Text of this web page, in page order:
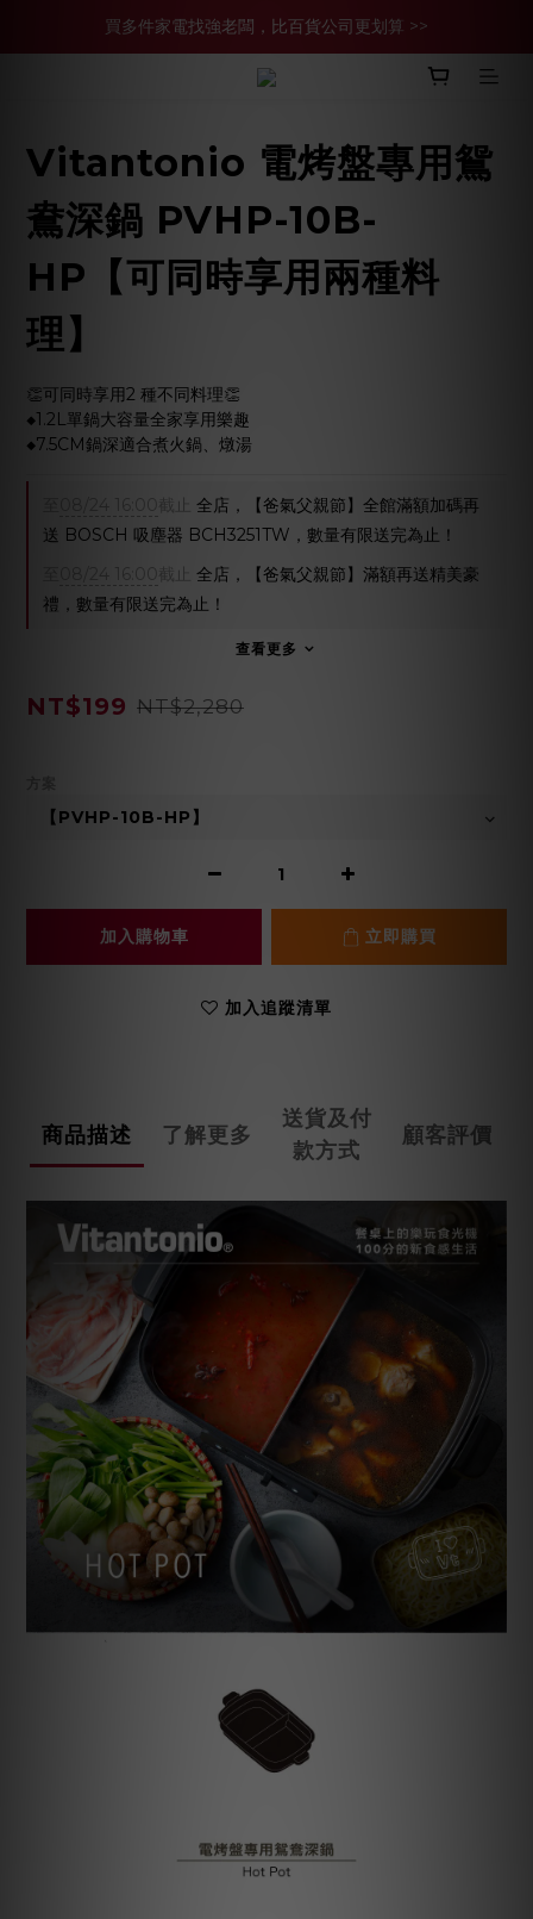
買多件家電找強老闆，比百貨公司更划算 >>
官網現金轉帳優惠 結帳輸【YHH02】再享2%優惠
買多件家電找強老闆，比百貨公司更划算 >>
Vitantonio 電烤盤專用鴛
鴦深鍋 PVHP-10B-
HP【可同時享用兩種料
理】
👏可同時享用2 種不同料理👏
◆1.2L單鍋大容量全家享用樂趣
◆7.5CM鍋深適合煮火鍋、燉湯
截止
全店，【爸氣父親節】全館滿額加碼再
送 BOSCH 吸塵器 BCH3251TW，數量有限送完為止！
截止
全店，【爸氣父親節】滿額再送精美豪
禮，數量有限送完為止！
查看更多
NT$199 NT$2,280
加入購物車 立即購買
加入追蹤清單
商品描述 了解更多
送貨及付
款方式
顧客評價